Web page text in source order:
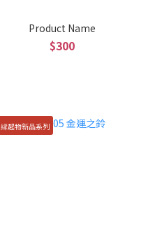
Product Name
$300
縁起物新品系列